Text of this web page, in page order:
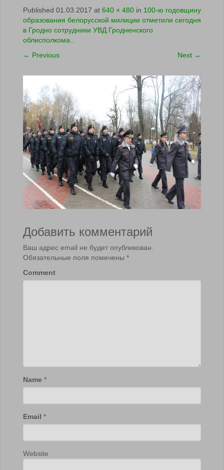
Published 01.03.2017 at 640 × 480 in 100-ю годовщину
образования белорусской милиции отметили сегодня
в Гродно сотрудники УВД Гродненского
облисполкома..
← Previous Next →
Добавить комментарий
Ваш адрес email не будет опубликован.
Обязательные поля помечены *
Comment
Name *
Email *
Website